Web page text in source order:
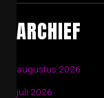
ARCHIEF
augustus 2026
juli 2026